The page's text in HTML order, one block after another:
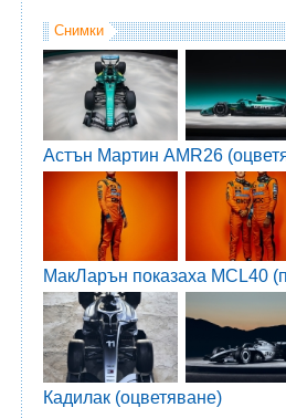
Снимки
Астън Мартин AMR26
МакЛарън показаха MCL40
Кадилак (оцветяване)